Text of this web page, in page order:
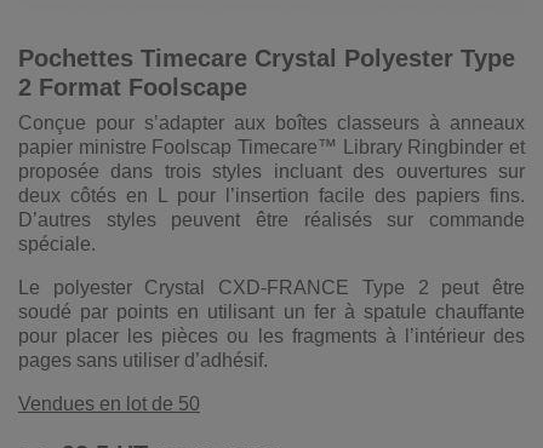
Pochettes Timecare Crystal Polyester Type
2 Format Foolscape
Conçue pour s’adapter aux boîtes classeurs à anneaux
papier ministre Foolscap Timecare™ Library Ringbinder et
proposée dans trois styles incluant des ouvertures sur
deux côtés en L pour l’insertion facile des papiers fins.
D’autres styles peuvent être réalisés sur commande
spéciale.
Le polyester Crystal CXD-FRANCE Type 2 peut être
soudé par points en utilisant un fer à spatule chauffante
pour placer les pièces ou les fragments à l’intérieur des
pages sans utiliser d’adhésif.
Vendues en lot de 50